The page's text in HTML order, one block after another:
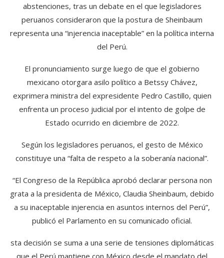
abstenciones, tras un debate en el que legisladores
peruanos consideraron que la postura de Sheinbaum
representa una “injerencia inaceptable” en la política interna
del Perú.
El pronunciamiento surge luego de que el gobierno
mexicano otorgara asilo político a Betssy Chávez,
exprimera ministra del expresidente Pedro Castillo, quien
enfrenta un proceso judicial por el intento de golpe de
Estado ocurrido en diciembre de 2022.
Según los legisladores peruanos, el gesto de México
constituye una “falta de respeto a la soberanía nacional”.
“El Congreso de la República aprobó declarar persona non
grata a la presidenta de México, Claudia Sheinbaum, debido
a su inaceptable injerencia en asuntos internos del Perú”,
publicó el Parlamento en su comunicado oficial.
sta decisión se suma a una serie de tensiones diplomáticas
que el Perú mantiene con México desde el mandato del